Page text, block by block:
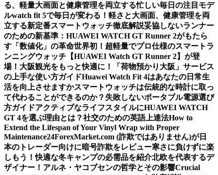
る、軽量大画面と健康管理を両立する忙しい毎日の注目モデ
ルwatch fit 5で毎日が変わる！軽さと大画面、健康管理を両
立する新定番スマートウォッチ徹底解説妥協しないランナー
のための新基準：HUAWEI WATCH GT Runner 2がもたら
す「数値化」の革命世界初！超軽量でプロ仕様のスマートラ
ンニングウォッチ【HUAWEI Watch GT Runner 2】が登
場！ 大阪観光をもっと快適に！「荷物預かり大阪」サービス
の上手な使い方ガイドHuawei Watch Fit 4はあなたの日常生
活を向上させますかスマートウォッチは伝統的な時計に取っ
て代わることができるのか？ 失敗しないポータブル電源選び
方ガイドアクティブなライフスタイルにHUAWEI WATCH
GT 4を選ぶ理由とは？社交のための英語上達法How to
Extend the Lifespan of Your Vinyl Wrap with Proper
Maintenance24ForexMarket.com (詐欺ではありません)が日
本のトレーダー向けに暗号詐欺をレビュー寒さに負けずに楽
しもう！快適な冬キャンプの必需品を紹介北欧を代表するデ
ザイナー！アルネ・ヤコブセンの哲学とその影響Crucial